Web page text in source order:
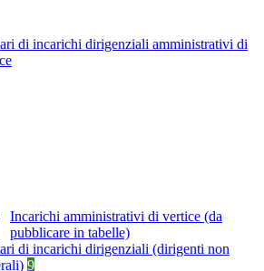
di incarichi dirigenziali amministrativi di
Incarichi amministrativi di vertice (da
pubblicare in tabelle)
di incarichi dirigenziali (dirigenti non
9